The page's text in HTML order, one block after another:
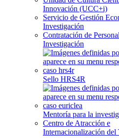
Innovación (UCC+i)
Servicio de Gestión
Investigación
Contratación de
Investigación
Sello HRS4R
Mentoría para la
Centro de Atracción e
Internacionalización del